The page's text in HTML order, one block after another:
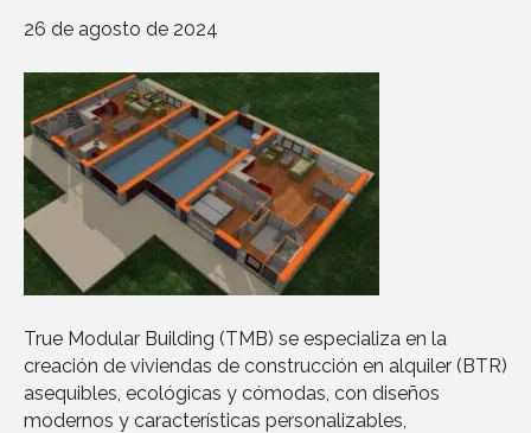
26 de agosto de 2024
True Modular Building (TMB) se especializa en la
creación de viviendas de construcción en alquiler (BTR)
asequibles, ecológicas y cómodas, con diseños
modernos y características personalizables,